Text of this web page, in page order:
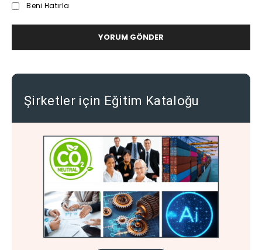
Beni Hatırla
Şirketler için Eğitim Kataloğu